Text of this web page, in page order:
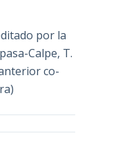
por la
Calpe, T.
co-